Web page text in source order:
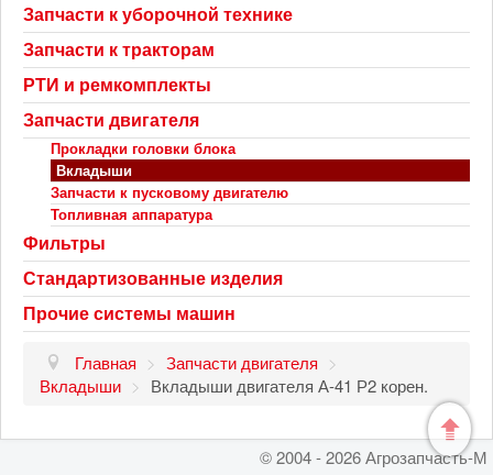
Запчасти к уборочной технике
Запчасти к тракторам
РТИ и ремкомплекты
Запчасти двигателя
Прокладки головки блока
Вкладыши
Запчасти к пусковому двигателю
Топливная аппаратура
Фильтры
Стандартизованные изделия
Прочие системы машин
Главная > Запчасти двигателя >
Вкладыши > Вкладыши двигателя А-41 Р2 корен.
© 2004 - 2026 Агрозапчасть-М